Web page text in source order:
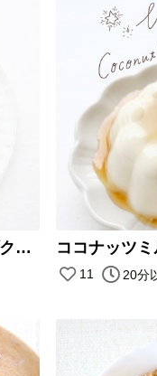
おから&米粉のチョコチップクッキー ココナッツ
11 20分